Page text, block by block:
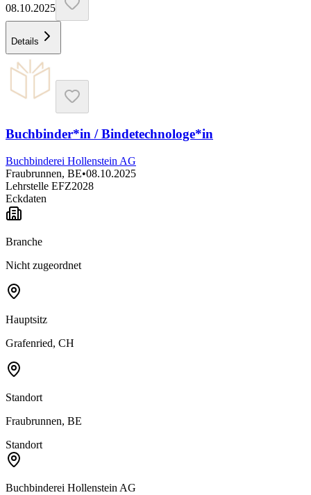
08.10.2025
Details
Buchbinder*in / Bindetechnologe*in
Buchbinderei Hollenstein AG
Fraubrunnen, BE•08.10.2025
Lehrstelle EFZ2028
Eckdaten
Branche
Nicht zugeordnet
Hauptsitz
Grafenried, CH
Standort
Fraubrunnen, BE
Standort
Buchbinderei Hollenstein AG